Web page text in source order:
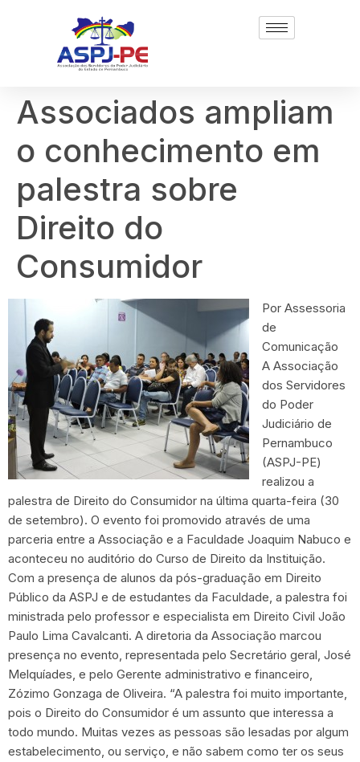
Associados ampliam
o conhecimento em
palestra sobre
Direito do
Consumidor
Por Assessoria
de
Comunicação
A Associação
dos Servidores
do Poder
Judiciário de
Pernambuco
(ASPJ-PE)
realizou a
palestra de Direito do Consumidor na última quarta-feira (30
de setembro). O evento foi promovido através de uma
parceria entre a Associação e a Faculdade Joaquim Nabuco e
aconteceu no auditório do Curso de Direito da Instituição.
Com a presença de alunos da pós-graduação em Direito
Público da ASPJ e de estudantes da Faculdade, a palestra foi
ministrada pelo professor e especialista em Direito Civil João
Paulo Lima Cavalcanti. A diretoria da Associação marcou
presença no evento, representada pelo Secretário geral, José
Melquíades, e pelo Gerente administrativo e financeiro,
Zózimo Gonzaga de Oliveira. “A palestra foi muito importante,
pois o Direito do Consumidor é um assunto que interessa a
todo mundo. Muitas vezes as pessoas são lesadas por algum
estabelecimento, ou serviço, e não sabem como ter os seus